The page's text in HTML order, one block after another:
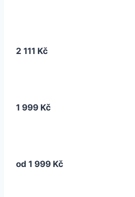
2 111 Kč
1 999 Kč
od 1 999 Kč